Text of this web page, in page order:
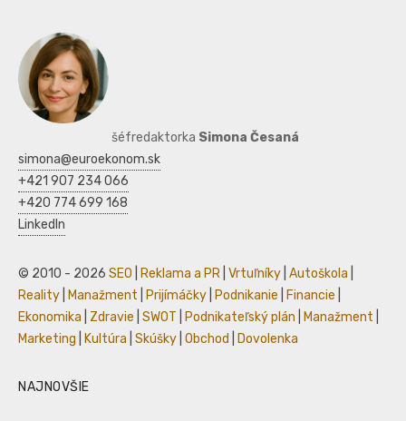
šéfredaktorka Simona Česaná
simona@euroekonom.sk
+421 907 234 066
+420 774 699 168
LinkedIn
© 2010 - 2026 SEO Reklama a PR Vrtuľníky Autoškola
Reality
Manažment Prijímáčky Podnikanie Financie
Ekonomika
Zdravie SWOT Podnikateľský plán Manažment
Marketing
Kultúra Skúšky Obchod Dovolenka
NAJNOVŠIE